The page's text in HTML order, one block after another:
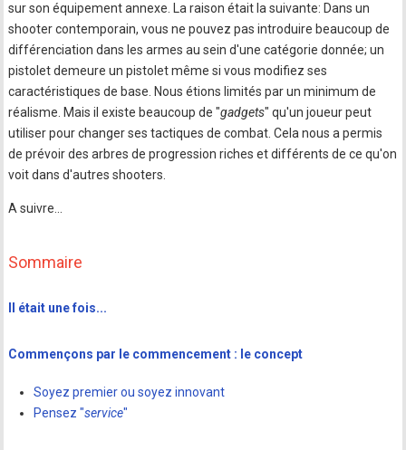
sur son équipement annexe. La raison était la suivante: Dans un
shooter contemporain, vous ne pouvez pas introduire beaucoup de
différenciation dans les armes au sein d'une catégorie donnée; un
pistolet demeure un pistolet même si vous modifiez ses
caractéristiques de base. Nous étions limités par un minimum de
réalisme. Mais il existe beaucoup de "gadgets" qu'un joueur peut
utiliser pour changer ses tactiques de combat. Cela nous a permis
de prévoir des arbres de progression riches et différents de ce qu'on
voit dans d'autres shooters.
A suivre...
Sommaire
Il était une fois...
Commençons par le commencement : le concept
Soyez premier ou soyez innovant
Pensez "service"